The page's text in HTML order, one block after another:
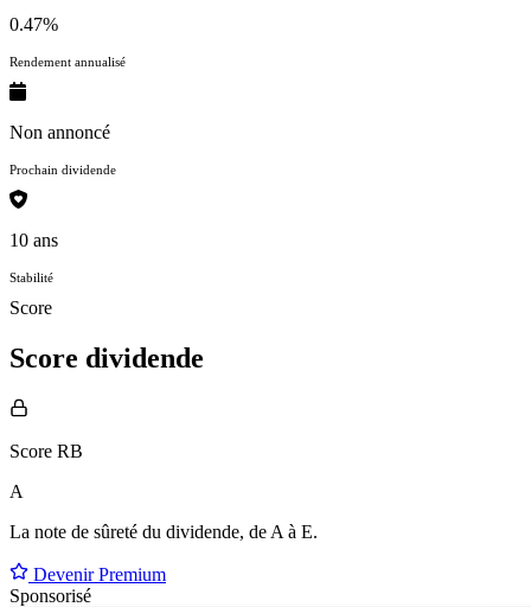
0.47%
Rendement annualisé
Non annoncé
Prochain dividende
10 ans
Stabilité
Score
Score dividende
Score RB
A
La note de sûreté du dividende, de A à E.
Devenir Premium
Sponsorisé